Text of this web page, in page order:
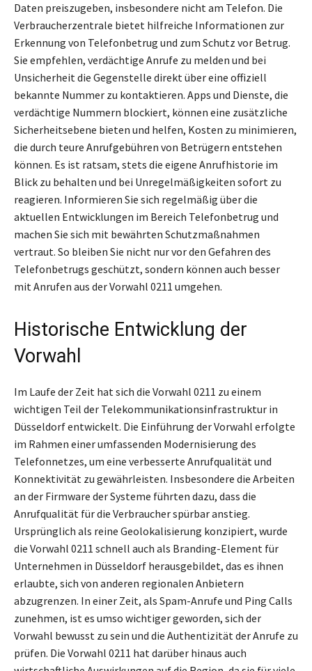
Daten preiszugeben, insbesondere nicht am Telefon. Die
Verbraucherzentrale bietet hilfreiche Informationen zur
Erkennung von Telefonbetrug und zum Schutz vor Betrug.
Sie empfehlen, verdächtige Anrufe zu melden und bei
Unsicherheit die Gegenstelle direkt über eine offiziell
bekannte Nummer zu kontaktieren. Apps und Dienste, die
verdächtige Nummern blockiert, können eine zusätzliche
Sicherheitsebene bieten und helfen, Kosten zu minimieren,
die durch teure Anrufgebühren von Betrügern entstehen
können. Es ist ratsam, stets die eigene Anrufhistorie im
Blick zu behalten und bei Unregelmäßigkeiten sofort zu
reagieren. Informieren Sie sich regelmäßig über die
aktuellen Entwicklungen im Bereich Telefonbetrug und
machen Sie sich mit bewährten Schutzmaßnahmen
vertraut. So bleiben Sie nicht nur vor den Gefahren des
Telefonbetrugs geschützt, sondern können auch besser
mit Anrufen aus der Vorwahl 0211 umgehen.
Historische Entwicklung der
Vorwahl
Im Laufe der Zeit hat sich die Vorwahl 0211 zu einem
wichtigen Teil der Telekommunikationsinfrastruktur in
Düsseldorf entwickelt. Die Einführung der Vorwahl erfolgte
im Rahmen einer umfassenden Modernisierung des
Telefonnetzes, um eine verbesserte Anrufqualität und
Konnektivität zu gewährleisten. Insbesondere die Arbeiten
an der Firmware der Systeme führten dazu, dass die
Anrufqualität für die Verbraucher spürbar anstieg.
Ursprünglich als reine Geolokalisierung konzipiert, wurde
die Vorwahl 0211 schnell auch als Branding-Element für
Unternehmen in Düsseldorf herausgebildet, das es ihnen
erlaubte, sich von anderen regionalen Anbietern
abzugrenzen. In einer Zeit, als Spam-Anrufe und Ping Calls
zunehmen, ist es umso wichtiger geworden, sich der
Vorwahl bewusst zu sein und die Authentizität der Anrufe zu
prüfen. Die Vorwahl 0211 hat darüber hinaus auch